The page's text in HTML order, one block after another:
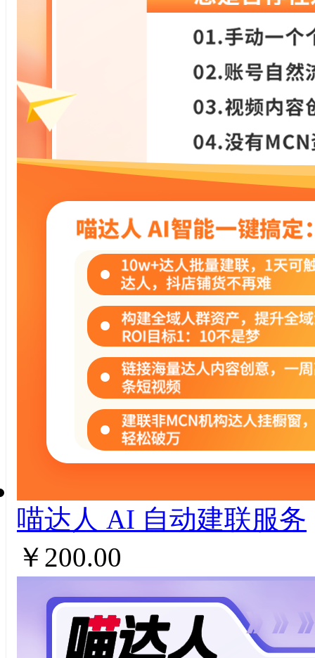
喵达人 AI ⾃动建联服务
￥200.00